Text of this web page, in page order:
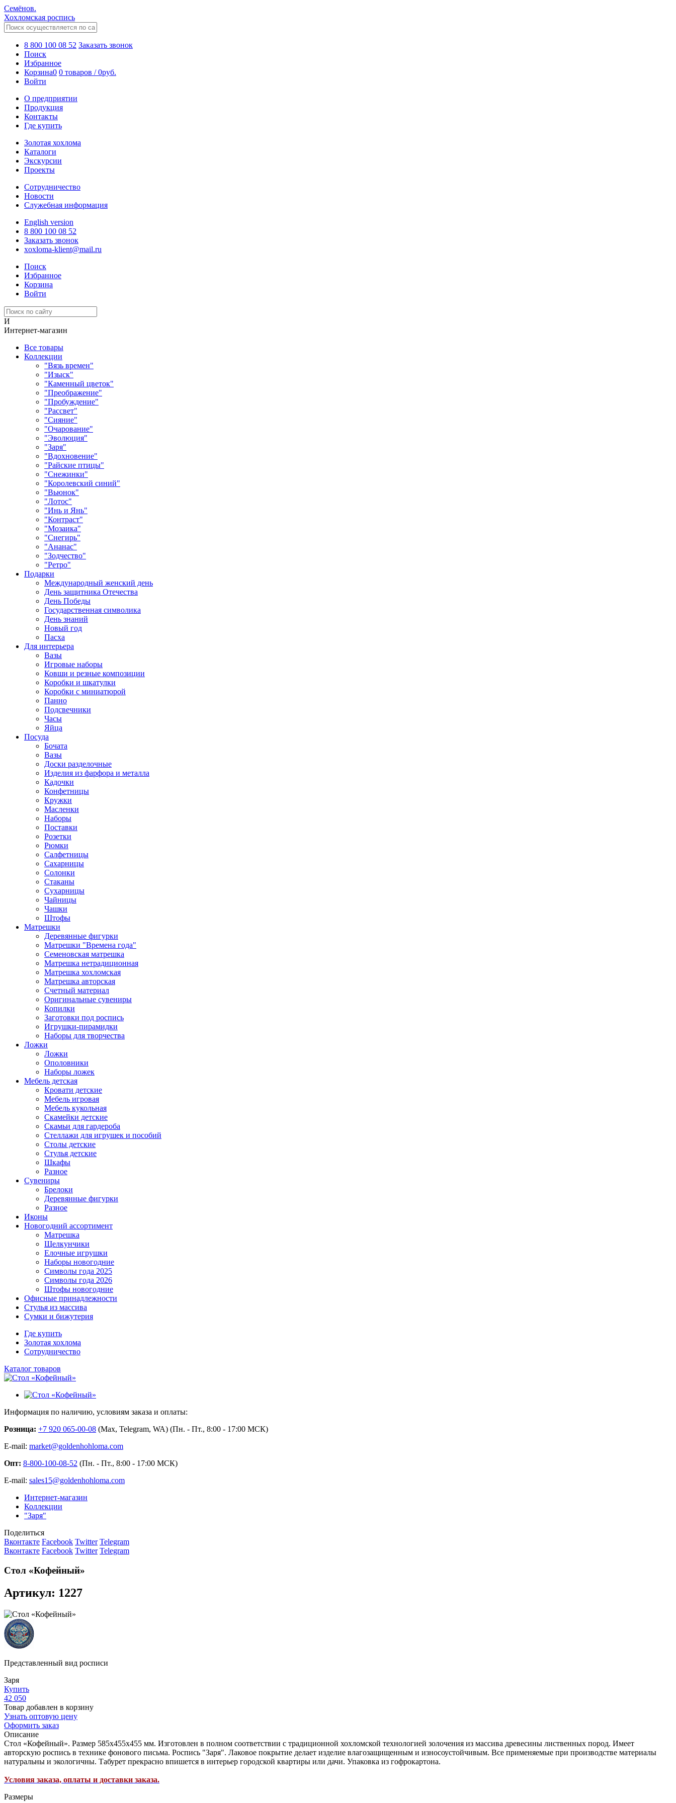
Семёнов.
Хохломская роспись
8 800 100 08 52 Заказать звонок
Поиск
Избранное
Корзина0 0 товаров /0руб.
Войти
О предприятии
Продукция
Контакты
Где купить
Золотая хохлома
Каталоги
Экскурсии
Проекты
Сотрудничество
Новости
Служебная информация
English version
8 800 100 08 52
Заказать звонок
xoxloma-klient@mail.ru
Поиск
Избранное
Корзина
Войти
И
Интернет-магазин
Все товары
Коллекции
"Вязь времен"
"Изыск"
"Каменный цветок"
"Преображение"
"Пробуждение"
"Рассвет"
"Сияние"
"Очарование"
"Эволюция"
"Заря"
"Вдохновение"
"Райские птицы"
"Снежинки"
"Королевский синий"
"Вьюнок"
"Лотос"
"Инь и Янь"
"Контраст"
"Мозаика"
"Снегирь"
"Ананас"
"Зодчество"
"Ретро"
Подарки
Международный женский день
День защитника Отечества
День Победы
Государственная символика
День знаний
Новый год
Пасха
Для интерьера
Вазы
Игровые наборы
Ковши и резные композиции
Коробки и шкатулки
Коробки с миниатюрой
Панно
Подсвечники
Часы
Яйца
Посуда
Бочата
Вазы
Доски разделочные
Изделия из фарфора и металла
Кадочки
Конфетницы
Кружки
Масленки
Наборы
Поставки
Розетки
Рюмки
Салфетницы
Сахарницы
Солонки
Стаканы
Сухарницы
Чайницы
Чашки
Штофы
Матрешки
Деревянные фигурки
Матрешки "Времена года"
Семеновская матрешка
Матрешка нетрадиционная
Матрешка хохломская
Матрешка авторская
Счетный материал
Оригинальные сувениры
Копилки
Заготовки под роспись
Игрушки-пирамидки
Наборы для творчества
Ложки
Ложки
Ополовники
Наборы ложек
Мебель детская
Кровати детские
Мебель игровая
Мебель кукольная
Скамейки детские
Скамьи для гардероба
Стеллажи для игрушек и пособий
Столы детские
Стулья детские
Шкафы
Разное
Сувениры
Брелоки
Деревянные фигурки
Разное
Иконы
Новогодний ассортимент
Матрешка
Щелкунчики
Елочные игрушки
Наборы новогодние
Символы года 2025
Символы года 2026
Штофы новогодние
Офисные принадлежности
Стулья из массива
Сумки и бижутерия
Где купить
Золотая хохлома
Сотрудничество
Каталог товаров
Информация по наличию, условиям заказа и оплаты:
Розница: +7 920 065-00-08 (Max, Telegram, WA) (Пн. - Пт., 8:00 - 17:00 МСК)
E-mail: market@goldenhohloma.com
Опт: 8-800-100-08-52 (Пн. - Пт., 8:00 - 17:00 МСК)
E-mail: sales15@goldenhohloma.com
Интернет-магазин
Коллекции
"Заря"
Поделиться
Вконтакте Facebook Twitter Telegram
Вконтакте Facebook Twitter Telegram
Стол «Кофейный»
Артикул: 1227
Представленный вид росписи
Заря
Купить
42 050
Товар добавлен в корзину
Узнать оптовую цену
Оформить заказ
Описание
Стол «Кофейный». Размер 585х455х455 мм. Изготовлен в полном соответствии с традиционной хохломской технологией золочения из массива древесины лиственных пород. Имеет
авторскую роспись в технике фонового письма. Роспись "Заря". Лаковое покрытие делает изделие влагозащищенным и износоустойчивым. Все применяемые при производстве материалы
натуральны и экологичны. Табурет прекрасно впишется в интерьер городской квартиры или дачи. Упаковка из гофрокартона.
Условия заказа, оплаты и доставки заказа.
Размеры